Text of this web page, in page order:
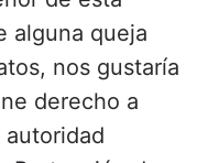
alguna queja
nos gustaría
derecho a